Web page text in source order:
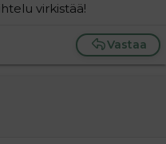
virkistää!
Vastaa